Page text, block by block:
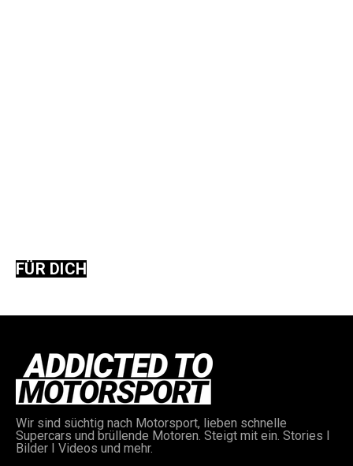
FÜR DICH
Wir sind süchtig nach Motorsport, lieben schnelle
Supercars und brüllende Motoren. Steigt mit ein. Stories I
Bilder I Videos und mehr.